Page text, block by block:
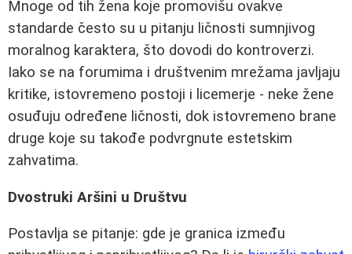
Mnoge od tih žena koje promovišu ovakve
standarde često su u pitanju ličnosti sumnjivog
moralnog karaktera, što dovodi do kontroverzi.
Iako se na forumima i društvenim mrežama javljaju
kritike, istovremeno postoji i licemerje - neke žene
osuđuju određene ličnosti, dok istovremeno brane
druge koje su takođe podvrgnute estetskim
zahvatima.
Dvostruki Aršini u Društvu
Postavlja se pitanje: gde je granica između